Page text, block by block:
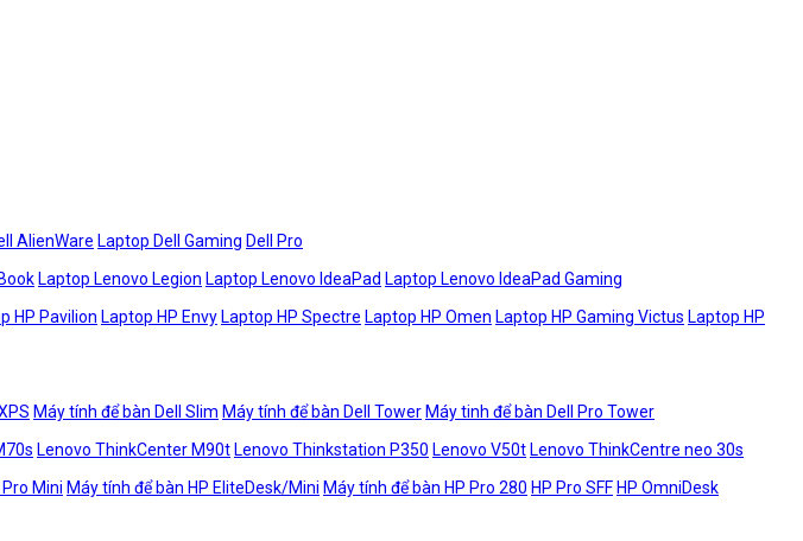
AlienWare Laptop Dell Gaming Dell Pro
Laptop Lenovo Legion Laptop Lenovo IdeaPad Laptop Lenovo IdeaPad Gaming
HP Pavilion Laptop HP Envy Laptop HP Spectre Laptop HP Omen Laptop HP Gaming Victus Laptop HP
Máy tính để bàn Dell Slim Máy tính để bàn Dell Tower Máy tinh để bàn Dell Pro Tower
Lenovo ThinkCenter M90t Lenovo Thinkstation P350 Lenovo V50t Lenovo ThinkCentre neo 30s
Mini Máy tính để bàn HP EliteDesk/Mini Máy tính để bàn HP Pro 280 HP Pro SFF HP OmniDesk